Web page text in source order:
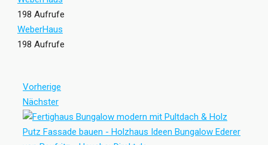
198 Aufrufe
WeberHaus
198 Aufrufe
Vorherige
Nächster